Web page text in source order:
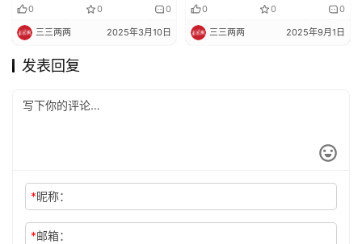
0 0 0
三三两两 2025年3月10日
0 0 0
三三两两 2025年9月1日
发表回复
*昵称：
*邮箱：